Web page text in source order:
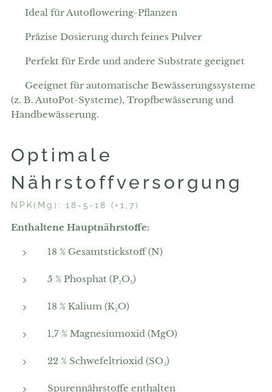
✅ Ideal für Autoflowering-Pflanzen
✅ Präzise Dosierung durch feines Pulver
✅ Perfekt für Erde und andere Substrate geeignet
✅ Geeignet für automatische Bewässerungssysteme
(z. B. AutoPot-Systeme), Tropfbewässerung und
Handbewässerung.
Optimale
Nährstoffversorgung
NPK(Mg): 18-5-18 (+1,7)
Enthaltene Hauptnährstoffe:
18 % Gesamtstickstoff (N)
5 % Phosphat (P₂O₅)
18 % Kalium (K₂O)
1,7 % Magnesiumoxid (MgO)
22 % Schwefeltrioxid (SO₃)
Spurennährstoffe enthalten